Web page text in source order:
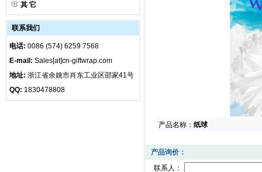
其 它
联系我们
电话: 0086 (574) 6259 7568
E-mail: Sales[at]cn-giftwrap.com
地址: 浙江省余姚市肖东工业区邵家41号
QQ: 1830478808
产品名称： 纸球
产品询价：
联系人：